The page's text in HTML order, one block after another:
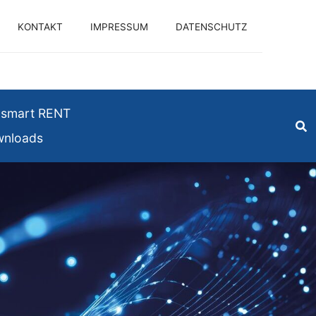
KONTAKT IMPRESSUM DATENSCHUTZ
smart RENT